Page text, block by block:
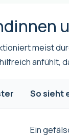
meist
anfühlt,
So sieht
Ein